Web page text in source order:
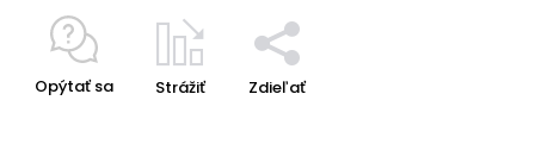
Opýtať sa Strážiť Zdieľať